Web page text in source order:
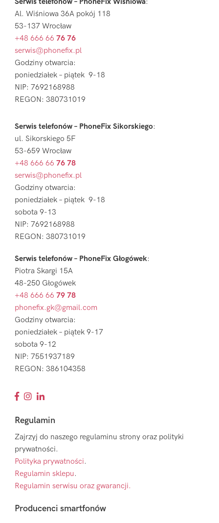
Serwis telefonów – PhoneFix Wiśniowa:
Al. Wiśniowa 36A pokój 118
53-137 Wrocław
+48 666 66 76 76
serwis@phonefix.pl
Godziny otwarcia:
poniedziałek – piątek 9-18
NIP: 7692168988
REGON: 380731019
Serwis telefonów – PhoneFix Sikorskiego:
ul. Sikorskiego 5F
53-659 Wrocław
+48 666 66 76 78
serwis@phonefix.pl
Godziny otwarcia:
poniedziałek – piątek 9-18
sobota 9-13
NIP: 7692168988
REGON: 380731019
Serwis telefonów – PhoneFix Głogówek:
Piotra Skargi 15A
48-250 Głogówek
+48 666 66 79 78
phonefix.gk@gmail.com
Godziny otwarcia:
poniedziałek – piątek 9-17
sobota 9-12
NIP: 7551937189
REGON: 386104358
Regulamin
Zajrzyj do naszego regulaminu strony oraz polityki
prywatności.
Polityka prywatności.
Regulamin sklepu.
Regulamin serwisu oraz gwarancji.
Producenci smartfonów